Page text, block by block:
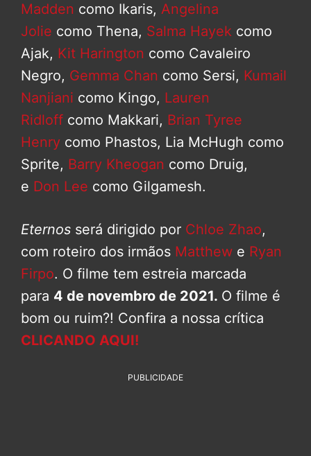
Madden como Ikaris, Angelina
Jolie como Thena, Salma Hayek como
Ajak, Kit Harington como Cavaleiro
Negro, Gemma Chan como Sersi, Kumail
Nanjiani como Kingo, Lauren
Ridloff como Makkari, Brian Tyree
Henry como Phastos, Lia McHugh como
Sprite, Barry Kheogan como Druig,
e Don Lee como Gilgamesh.
Eternos será dirigido por Chloe Zhao,
com roteiro dos irmãos Matthew e Ryan
Firpo. O filme tem estreia marcada
para 4 de novembro de 2021. O filme é
bom ou ruim?! Confira a nossa crítica
CLICANDO AQUI!
PUBLICIDADE